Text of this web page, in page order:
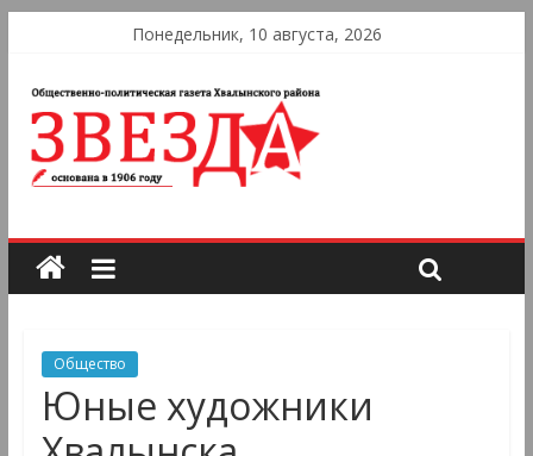
Понедельник, 10 августа, 2026
Общество
Юные художники